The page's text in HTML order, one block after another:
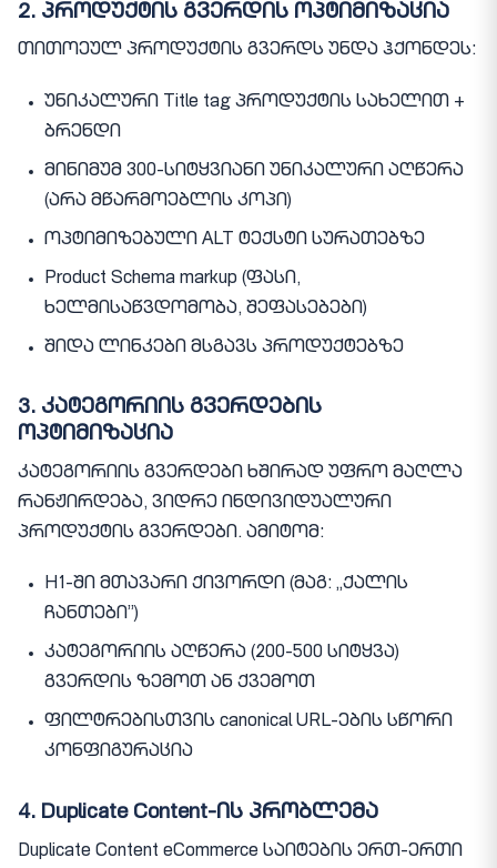
2. პროდუქტის გვერდის ოპტიმიზაცია
თითოეულ პროდუქტის გვერდს უნდა ჰქონდეს:
უნიკალური Title tag პროდუქტის სახელით +
ბრენდი
მინიმუმ 300-სიტყვიანი უნიკალური აღწერა
(არა მწარმოებლის კოპი)
ოპტიმიზებული ALT ტექსტი სურათებზე
Product Schema markup (ფასი,
ხელმისაწვდომობა, შეფასებები)
შიდა ლინკები მსგავს პროდუქტებზე
3. კატეგორიის გვერდების
ოპტიმიზაცია
კატეგორიის გვერდები ხშირად უფრო მაღლა
რანჟირდება, ვიდრე ინდივიდუალური
პროდუქტის გვერდები. ამიტომ:
H1-ში მთავარი ქივორდი (მაგ: „ქალის
ჩანთები”)
კატეგორიის აღწერა (200-500 სიტყვა)
გვერდის ზემოთ ან ქვემოთ
ფილტრებისთვის canonical URL-ების სწორი
კონფიგურაცია
4. Duplicate Content-ის პრობლემა
Duplicate Content eCommerce საიტების ერთ-ერთი